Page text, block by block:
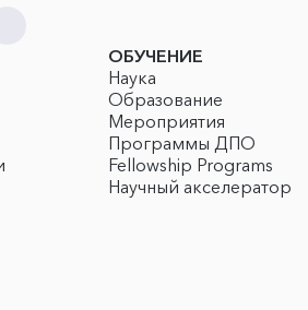
ОБУЧЕНИЕ
Наука
Образование
Мероприятия
Программы ДПО
Fellowship Programs
Научный акселератор